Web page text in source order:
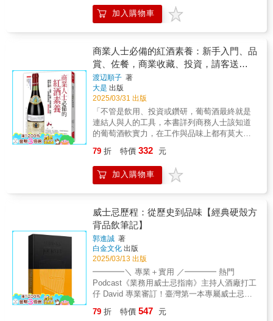
蘇宏昌／酒徒記事 「不顧一切的葡萄酒青
春追夢日記，給一樣有在葡萄園工作夢想的
你。」──王依亭／深杯子創辦人 「……透
用自家栽種葡萄來實現釀酒夢想的過程，不只
再次看見日本匠人對品質的極致追求，也看到
這幾位宇介男孩們如何從無到有，默默掀起這
場屬於日本葡萄酒的寧靜革命。」──陳匡民／
葡萄酒作家 「這不平凡的革命歷程，如此
親密地碰觸台灣的孤獨經歷心聲，我讀著、心
胸熱動著，感激這股溫暖核心思維光芒。 」──
楊仁亞／威石東葡萄酒莊負責人 「追求夢
解自己，以赤裸的心面對自己，傾聽大自然的
都是自然界中的一份子，應當好好的享受所賦
予的每一刻，如同書中每一口酒，都有他的故
事。」──歐子豪／日本酒武士 【本書改版
自《宇介男孩：翻轉風土宿命，以時間熟成的
日本葡萄酒革命》】
（Geoff Kruth）／侍酒大師、葡萄酒網站
guildsomm.com總裁 在這資訊爆炸時代
裡，一本如魔法般生動的葡萄酒指南──如同用
香檳刀斬斷一切葡萄酒的複雜。──馬克‧歐德曼
（Mark Oldman）／知名葡萄酒專家、
《Oldman’s Guide to Outsmarting Wine》作者
葡萄酒資訊極易取得的今天，消化繁瑣資
料以視覺化呈現，可說是Winefolly最成功的地
方。絕大部分讀者想要知道的，或者從業人員
需要謹記的，在本書中都可「即視即得」，葡
萄酒知識因此也走向親和，更為具象。──屈享
平HP／葡萄酒講師、作家 「把複雜變簡
表同時包含深刻體悟與通盤了解的底蘊，才能
勾勒思維脈絡並去蕪存菁，以如此想，這本
Wine Folly其實一點不folly，實為「大智若
愚」。本書以清晰易懂的圖解分享葡萄酒知
的飲酒良伴了。──林澧竣Eric／葡萄酒新手選
作者是專業侍酒師也是天分極高的視覺設
計師，她創造出一個全新的葡萄酒學習方式，
精心設計的圖文讓葡萄酒不再高不可攀，盤根
錯節的知識經由一張張兼具美學與邏輯的繪圖
直入你的心靈與大腦，開啟一趟感性與理性的
品味之旅。──陳怡樺／台灣酒研學院創辦人
知識分門別類，風味圖像解析，產區數字
具象，各區地圖扼要，一陽指連連看，入門磚
快易通。──劉永智／葡萄酒專欄作家暨傑歐酒
2020，六年內，出了四個年份，分別為2015，
2016，2017 與2020。這幾本書，相隔時間並不
是居家或是一般公司，朋友聚會。 只是五年
間，不斷有好友、酒友在詢問，下一本書，什
麼時候會再出？被問了很多回，從2023年底，
開始認真的想這個問題；到了2024第一季，才
下定決心，再出「仟元內值得喝的葡萄酒」
2025年的版本。 2025年的版本是把過去四本書
裡接近四百支的酒，加上未曾發表的書稿，再
加上近幾年流行的酒款，全部檢視一遍。接著
到市場上，酒專，大賣場，網上通路等，去確
認挑出來的酒，可以在行銷通路買的到；第三
次，並一一拍攝酒瓶沙龍照，確保這些酒款，
都是最新的年份。很慶幸的，我做了這個決
定。 這次挑了近一百支的葡萄酒，在全部重新
中，同酒莊，同產區的新世界葡萄酒，與之前
的年份相比，類似的感受，大概都是酒變得較
濃，較重，不知是否是因為地球暖化，釀酒葡
萄提前熟成，所產生的現象。至於舊世界葡萄
酒的部分，一些相同產區的葡萄酒，這次喝起
來卻與幾年前印象中很不一樣，不知是否也是
因為地球暖化的關係。而這個過程，也讓我想
要重新再試一些，五、六年前喝過的酒款，重
酒。 成就一本書，除了自己，也需要很多人的
加入購物車
商業人士必備的紅酒素養：新手入門、品
賞、佐餐，商業收藏、投資，請客送
禮……從酒標到酒杯，懂這些就夠
渡辺順子 著
大是 出版
2025/03/31 出版
「不管是飲用、投資或鑽研，葡萄酒最終就是
連結人與人的工具，本書詳列商務人士該知道
的葡萄酒軟實力，在工作與品味上都有莫大助
Eric．法國葡萄酒最高級，但為何紐約客的入門
首選卻是義大利酒？．宴客場合拿出一瓶「對
的酒」，你會贏得滿座敬意，花大錢買貴酒你
一斑。．很多人買酒不是為了喝，因為它比投
資黃金更值得，很多國家還成立葡萄酒基金。
本書作者渡辺順子曾任職國際拍賣公司「佳士
得」的葡萄酒部門，是紐約佳士得首位亞裔葡
萄酒專家，為各界人才開設葡萄酒講座。她
說，葡萄酒，涵蓋地理、歷史、語言、文化、
宗教、藝術、經濟等知識瑞士全天候寄宿學校
學生，從16歲就開始接觸，甚至將其列為必修
課。法國前總統歐蘭德訪問美國，媒體焦點不
是他的外遇誹聞，而是美國總統開了一瓶不稱
79 折 特價 332 元
加入購物車
威士忌歷程：從歷史到品味【經典硬殼方
背品飲筆記】
郭進誠 著
白金文化 出版
2025/03/13 出版
━━━━＼ 專業＋實用 ／━━━━ 熱門
Podcast《業務用威士忌指南》主持人酒廠打工
仔 David 專業審訂！臺灣第一本專屬威士忌愛
━━━━━━━━━━━━━━━━━★ 隨書
79 折 特價 547 元